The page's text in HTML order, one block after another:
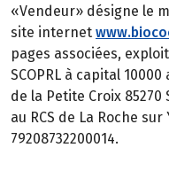
«Vendeur» désigne le
site internet
pages associées,
SCOPRL à capital
de la Petite Croix
au RCS de La Roche
79208732200014.